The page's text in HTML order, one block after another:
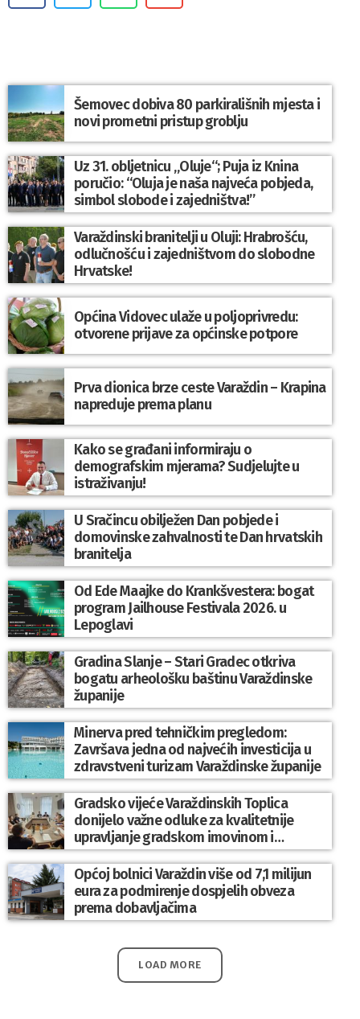
Šemovec dobiva 80 parkirališnih mjesta i
novi prometni pristup groblju
Uz 31. obljetnicu „Oluje“; Puja iz Knina
poručio: “Oluja je naša najveća pobjeda,
simbol slobode i zajedništva!”
Varaždinski branitelji u Oluji: Hrabrošću,
odlučnošću i zajedništvom do slobodne
Hrvatske!
Općina Vidovec ulaže u poljoprivredu:
otvorene prijave za općinske potpore
Prva dionica brze ceste Varaždin – Krapina
napreduje prema planu
Kako se građani informiraju o
demografskim mjerama? Sudjelujte u
istraživanju!
U Sračincu obilježen Dan pobjede i
domovinske zahvalnosti te Dan hrvatskih
branitelja
Od Ede Maajke do Krankšvestera: bogat
program Jailhouse Festivala 2026. u
Lepoglavi
Gradina Slanje – Stari Gradec otkriva
bogatu arheološku baštinu Varaždinske
županije
Minerva pred tehničkim pregledom:
Završava jedna od najvećih investicija u
zdravstveni turizam Varaždinske županije
Gradsko vijeće Varaždinskih Toplica
donijelo važne odluke za kvalitetnije
upravljanje gradskom imovinom i
komunalnim sustavom
Općoj bolnici Varaždin više od 7,1 milijun
eura za podmirenje dospjelih obveza
prema dobavljačima
LOAD MORE